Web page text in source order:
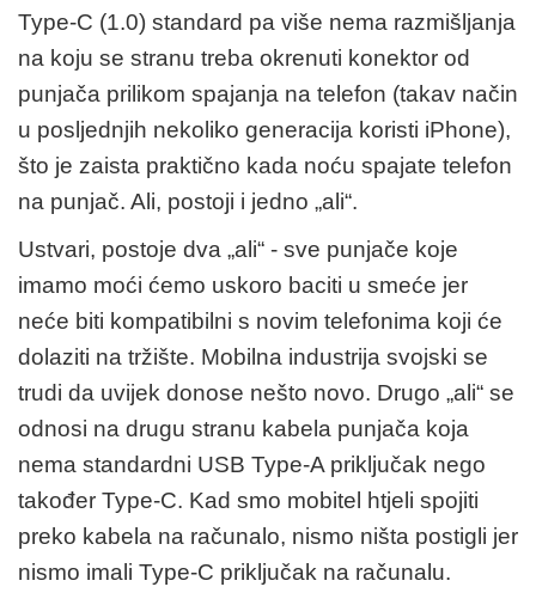
Type-C (1.0) standard pa više nema razmišljanja
na koju se stranu treba okrenuti konektor od
punjača prilikom spajanja na telefon (takav način
u posljednjih nekoliko generacija koristi iPhone),
što je zaista praktično kada noću spajate telefon
na punjač. Ali, postoji i jedno „ali“.
Ustvari, postoje dva „ali“ - sve punjače koje
imamo moći ćemo uskoro baciti u smeće jer
neće biti kompatibilni s novim telefonima koji će
dolaziti na tržište. Mobilna industrija svojski se
trudi da uvijek donose nešto novo. Drugo „ali“ se
odnosi na drugu stranu kabela punjača koja
nema standardni USB Type-A priključak nego
također Type-C. Kad smo mobitel htjeli spojiti
preko kabela na računalo, nismo ništa postigli jer
nismo imali Type-C priključak na računalu.